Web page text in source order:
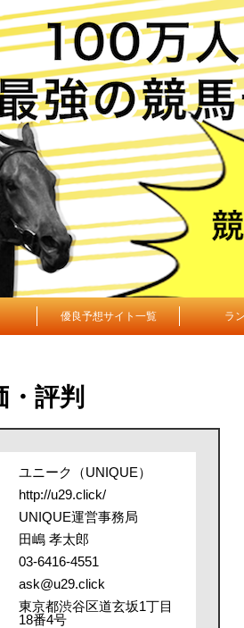
優良予想サイト一覧 ラ
評判
ユニーク（UNIQUE）
http://u29.click/
UNIQUE運営事務局
田嶋 孝太郎
03-6416-4551
ask@u29.click
東京都渋谷区道玄坂1丁目
18番4号